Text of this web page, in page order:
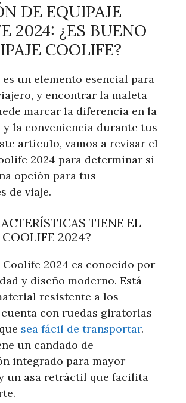
DE EQUIPAJE
2024: ¿ES BUENO
COOLIFE?
un elemento esencial para
y encontrar la maleta
marcar la diferencia en la
y la conveniencia durante tus
artículo, vamos a revisar el
2024 para determinar si
opción para tus
de viaje.
TIENE EL
2024?
Coolife 2024 es conocido por
y diseño moderno. Está
resistente a los
cuenta con ruedas giratorias
sea fácil de transportar.
un candado de
integrado para mayor
un asa retráctil que facilita